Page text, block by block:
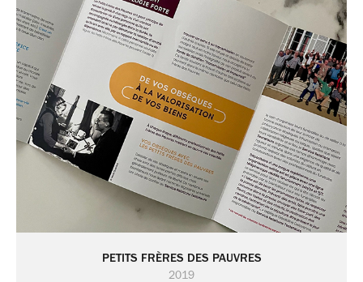
PETITS FRÈRES DES PAUVRES
2019